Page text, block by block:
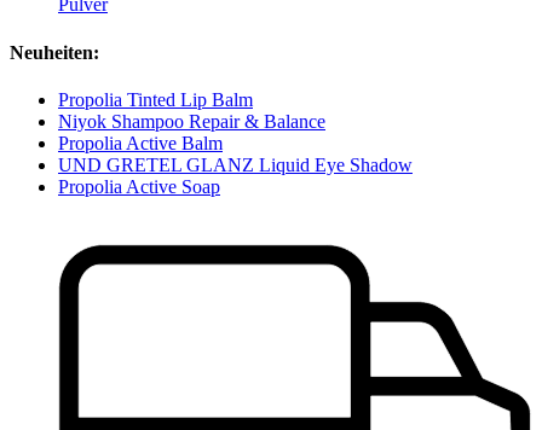
Pulver
Neuheiten:
Propolia Tinted Lip Balm
Niyok Shampoo Repair & Balance
Propolia Active Balm
UND GRETEL GLANZ Liquid Eye Shadow
Propolia Active Soap